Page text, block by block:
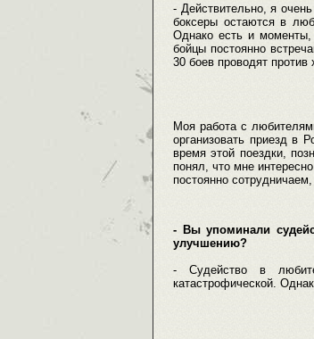
- Действительно, я
боксеры остаются в
Однако есть и
бойцы постоянно
30 боев проводят против
Моя работа с
организовать приезд в
время этой поездки,
понял, что мне
постоянно
- Вы упоминали
улучшению?
- Судейство в
катастрофической.